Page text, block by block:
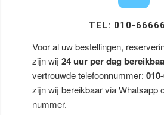
TEL: 010-
Voor al uw bestellingen,
zijn wij 24 uur per dag
vertrouwde telefoonnummer:
zijn wij bereikbaar via Whatsapp
nummer.